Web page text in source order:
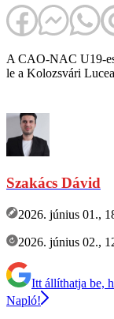
A CAO-NAC U19-
le a Kolozsvári
Szakács Dávid
2026. június 01.,
2026. június 02.,
Itt állíthatja be,
Napló!